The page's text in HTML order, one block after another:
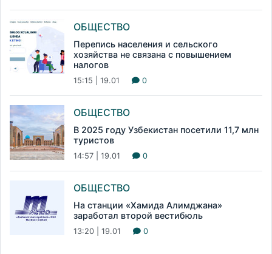
ОБЩЕСТВО
Перепись населения и сельского
хозяйства не связана с повышением
налогов
15:15 | 19.01 0
ОБЩЕСТВО
В 2025 году Узбекистан посетили 11,7 млн
туристов
14:57 | 19.01 0
ОБЩЕСТВО
На станции «Хамида Алимджана»
заработал второй вестибюль
13:20 | 19.01 0